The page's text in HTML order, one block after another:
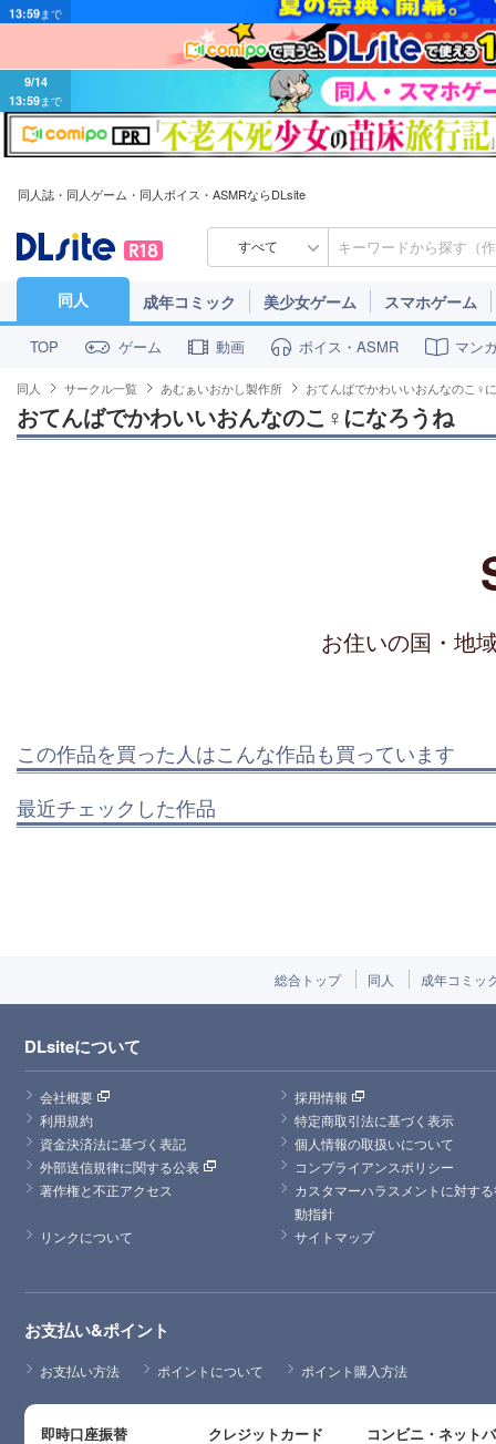
9/14
13:59まで
同人誌・同人ゲーム・同人ボイス・ASMRならDLsite
すべて
同人 成年コミック 美少女ゲーム スマホゲーム
TOP ゲーム 動画 ボイス・ASMR マン
同人 サークル一覧 あむぁいおかし製作所 おてんばでかわいいおんなのこ♀
おてんばでかわいいおんなのこ♀になろうね
お住いの国・地
この作品を買った人はこんな作品も買っています
最近チェックした作品
総合トップ 同人 成年コミッ
DLsiteについて
会社概要
採用情報
利用規約
特定商取引法に基づく表示
資金決済法に基づく表記
個人情報の取扱いについて
外部送信規律に関する公表
コンプライアンスポリシー
著作権と不正アクセス
カスタマーハラスメントに対す
動指針
リンクについて
サイトマップ
お支払い&ポイント
お支払い方法 ポイントについて ポイント購入方法
即時口座振替 クレジットカード コンビニ・ネット